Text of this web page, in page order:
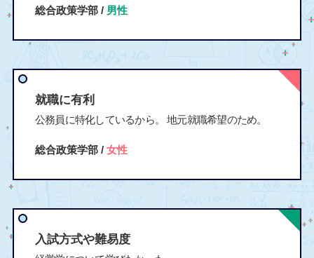
総合政策学部 / 男性
就職に有利
公務員に特化しているから。 地元就職希望のため。
総合政策学部 / 女性
入試方式や難易度